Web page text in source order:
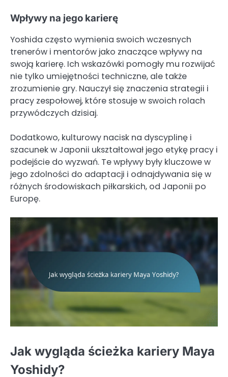
Wpływy na jego karierę
Yoshida często wymienia swoich wczesnych
trenerów i mentorów jako znaczące wpływy na
swoją karierę. Ich wskazówki pomogły mu rozwijać
nie tylko umiejętności techniczne, ale także
zrozumienie gry. Nauczył się znaczenia strategii i
pracy zespołowej, które stosuje w swoich rolach
przywódczych dzisiaj.
Dodatkowo, kulturowy nacisk na dyscyplinę i
szacunek w Japonii ukształtował jego etykę pracy i
podejście do wyzwań. Te wpływy były kluczowe w
jego zdolności do adaptacji i odnajdywania się w
różnych środowiskach piłkarskich, od Japonii po
Europę.
Jak wygląda ścieżka kariery Maya
Yoshidy?